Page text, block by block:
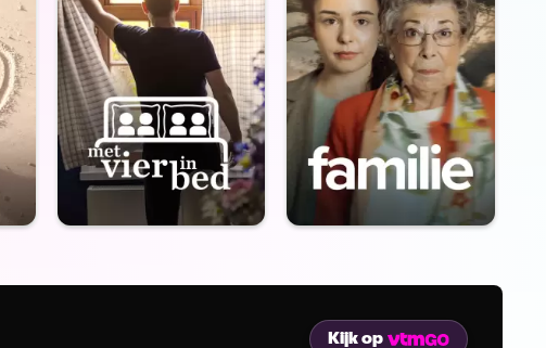
Kijk op